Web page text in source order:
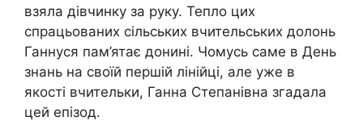
взяла дівчинку за руку. Тепло цих
спрацьованих сільських вчительських долонь
Ганнуся пам’ятає донині. Чомусь саме в День
знань на своїй першій лінійці, але уже в
якості вчительки, Ганна Степанівна згадала
цей епізод.